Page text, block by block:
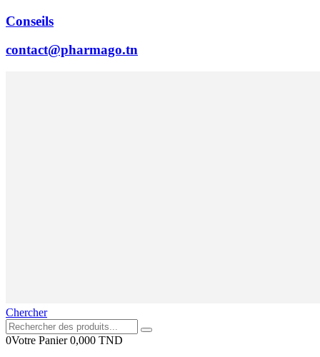
Conseils
contact@pharmago.tn
Chercher
0Votre Panier0,000 TND